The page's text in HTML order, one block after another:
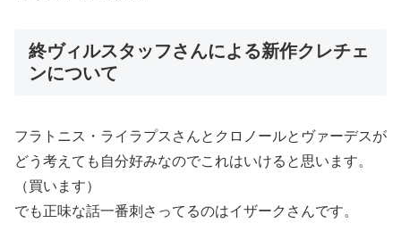
終ヴィルスタッフさんによる新作クレチェ
ンについて
フラトニス・ライラプスさんとクロノールとヴァーデスが
どう考えても自分好みなのでこれはいけると思います。
（買います）
でも正味な話一番刺さってるのはイザークさんです。